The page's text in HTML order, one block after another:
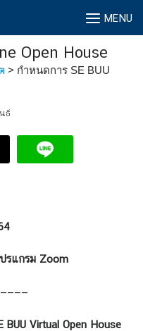
MENU
Open House
> กำหนดการ SE BUU
ธ์
รแกรม Zoom
BUU Virtual Open House